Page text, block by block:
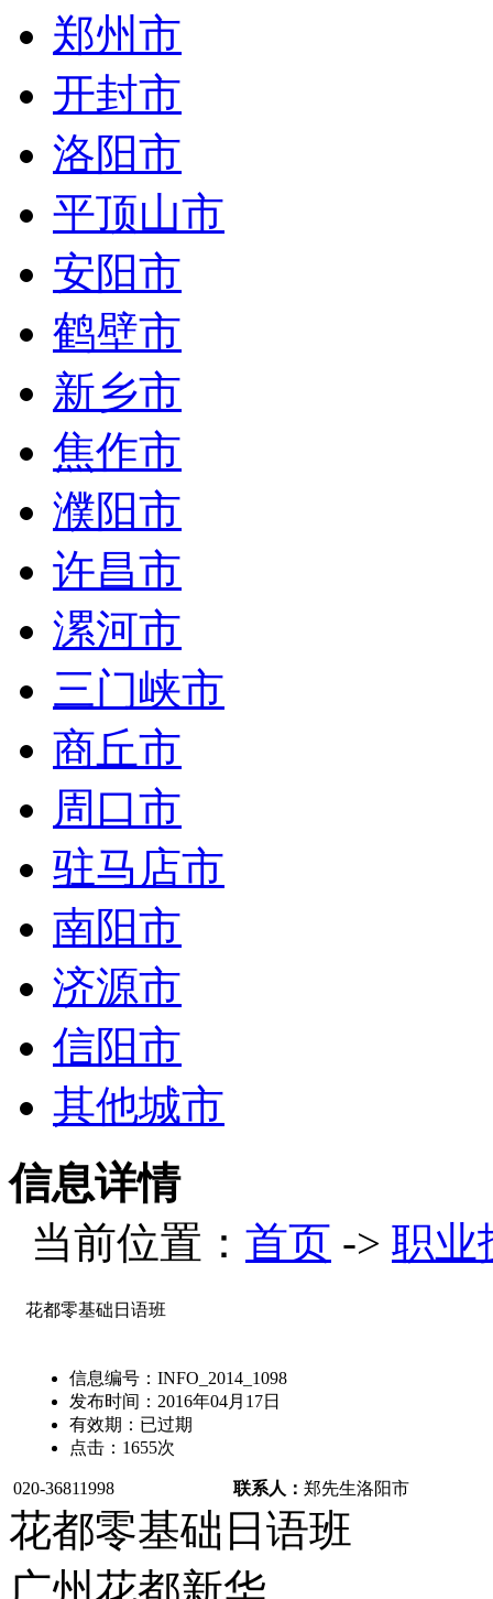
郑州市
开封市
洛阳市
平顶山市
安阳市
鹤壁市
新乡市
焦作市
濮阳市
许昌市
漯河市
三门峡市
商丘市
周口市
驻马店市
南阳市
济源市
信阳市
其他城市
信息详情
当前位置： 首页 -> 职业
花都零基础日语班
信息编号： INFO_2014_1098
发布时间： 2016年04月17日
有效期： 已过期
点击： 1655次
020-36811998 联系人： 郑先生洛阳市
花都零基础日语班